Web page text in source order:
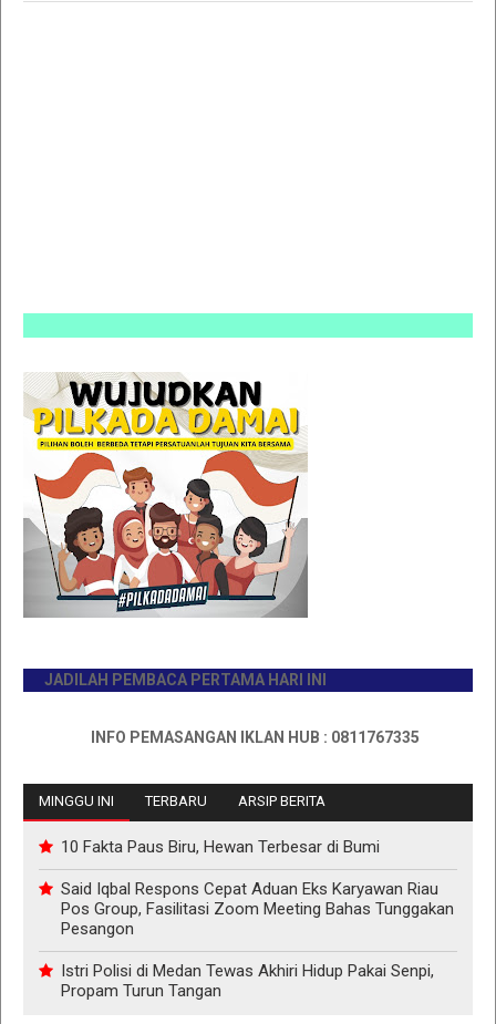
JADILAH PEMBACA PERTAMA HARI INI
INFO PEMASANGAN IKLAN HUB : 0811767335
MINGGU INI TERBARU ARSIP BERITA
10 Fakta Paus Biru, Hewan Terbesar di Bumi
Said Iqbal Respons Cepat Aduan Eks Karyawan Riau
Pos Group, Fasilitasi Zoom Meeting Bahas Tunggakan
Pesangon
Istri Polisi di Medan Tewas Akhiri Hidup Pakai Senpi,
Propam Turun Tangan